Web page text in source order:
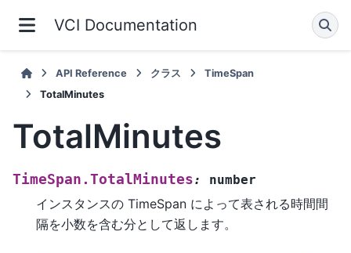
VCI Documentation
API Reference クラス
TimeSpan
TotalMinutes
TotalMinutes
TimeSpan.TotalMinutes: number
インスタンスの TimeSpan によって表される時間間
隔を小数を含む分として返します。